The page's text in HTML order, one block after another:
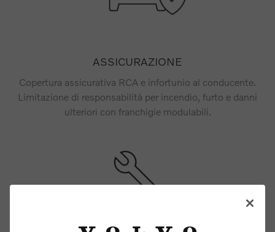
ASSICURAZIONE
Copertura assicurativa RCA e infortunio al conducente.
Limitazione di responsabilità per incendio, furto e danni
ulteriori con franchigie modulabili.